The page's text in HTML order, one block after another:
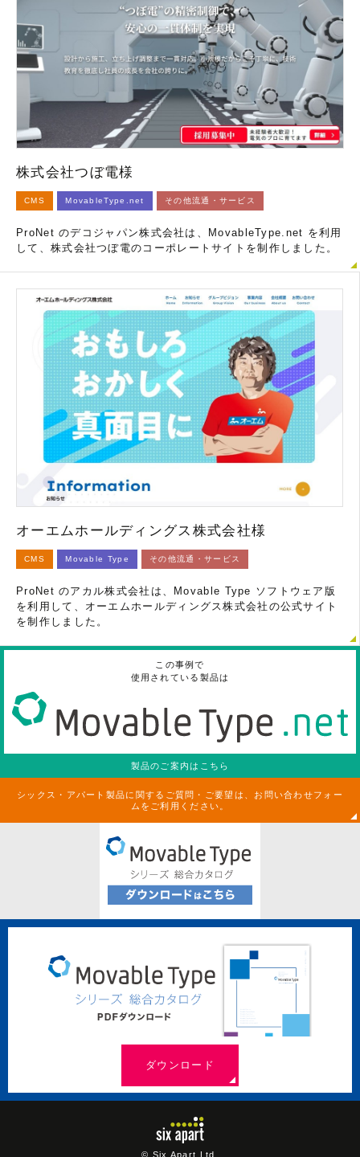
株式会社つぼ電様
CMS MovableType.net その他流通・サービス
ProNet のデコジャパン株式会社は、MovableType.net を利用
して、株式会社つぼ電のコーポレートサイトを制作しました。
オーエムホールディングス株式会社様
CMS Movable Type その他流通・サービス
ProNet のアカル株式会社は、Movable Type ソフトウェア版
を利用して、オーエムホールディングス株式会社の公式サイト
を制作しました。
この事例で
使用されている製品は
製品のご案内はこちら
シックス・アパート製品に関するご質問・ご要望は、お問い合わせフォー
ムをご利用ください。
ダウンロード
© Six Apart Ltd.